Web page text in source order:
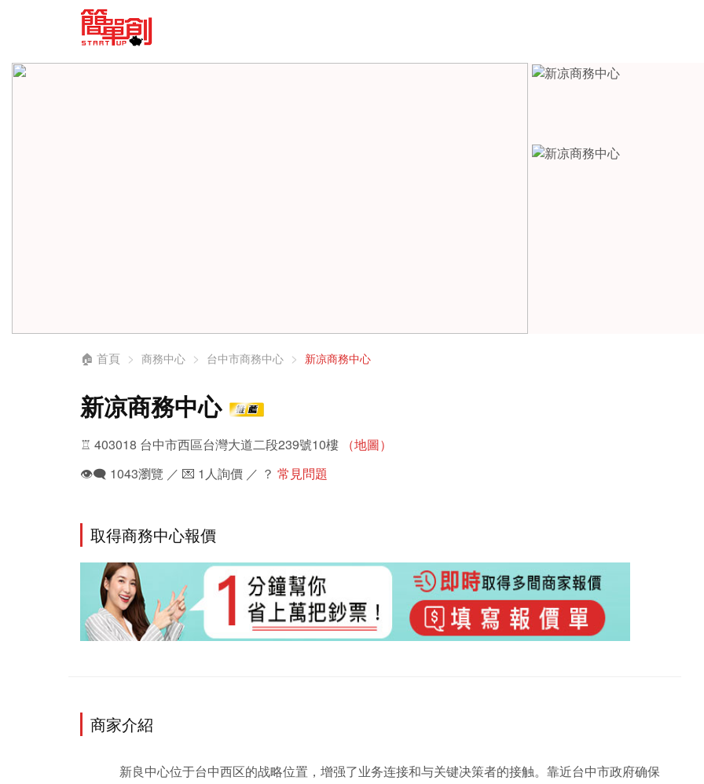
🏠 首頁 商務中心 台中市商務中心 新凉商務中心
新凉商務中心
♖ 403018 台中市西區台灣大道二段239號10樓
（地圖）
👁️‍🗨️ 1043瀏覽 ／ 💌 1人詢價 ／ ？ 常見問題
取得商務中心報價
商家介紹
新良中心位于台中西区的战略位置，增强了业务连接和与关键决策者的接触。靠近台中市政府确保